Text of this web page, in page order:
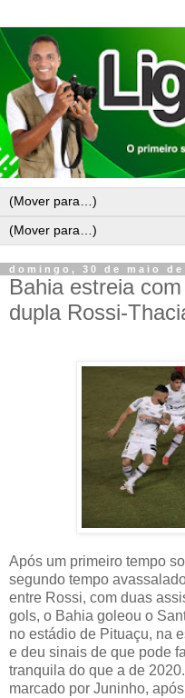
domingo, 30 de maio de
Bahia estreia
dupla Rossi-
Após um primeiro tempo
segundo tempo
entre Rossi, com duas
gols, o Bahia goleou o
no estádio de Pituaçu, na
e deu sinais de que pode
tranquila do que a de
marcado por Juninho,